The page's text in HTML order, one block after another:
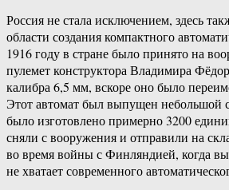
Россия не стала исключением, здесь
области создания компактного
1916 году в стране было принято на
пулемет конструктора Владимира
калибра 6,5 мм, вскоре оно было
Этот автомат был выпущен небольшой
было изготовлено примерно 3200
сняли с вооружения и отправили на
во время войны с Финляндией, когда
не хватает современного